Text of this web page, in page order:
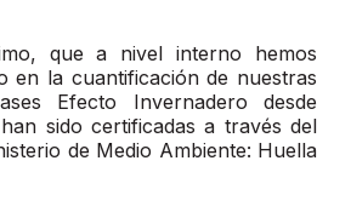
que a nivel interno hemos
en la cuantificación de nuestras
Efecto Invernadero desde
sido certificadas a través del
de Medio Ambiente: Huella